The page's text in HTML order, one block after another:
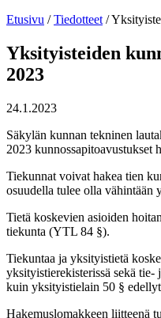
Etusivu /Tiedotteet /
Yksityisteiden
2023
24.1.2023
Säkylän kunnan tekninen
2023 kunnossapitoavustukset
Tiekunnat voivat hakea tien
osuudella tulee olla vähintään
Tietä koskevien asioiden
tiekunta (YTL 84 §).
Tiekuntaa ja yksityistietä
yksityistierekisterissä sekä tie-
kuin yksityistielain 50 §
Hakemuslomakkeen liitteenä